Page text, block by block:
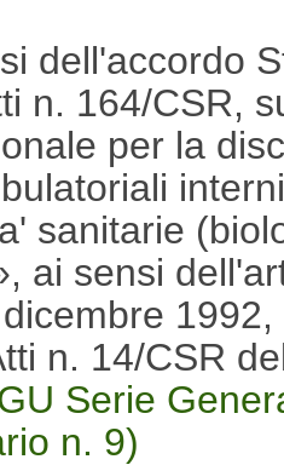
dell'accordo
n. 164/CSR,
per la
sanitarie
ai sensi
n. 14/CSR
Serie
n. 9)